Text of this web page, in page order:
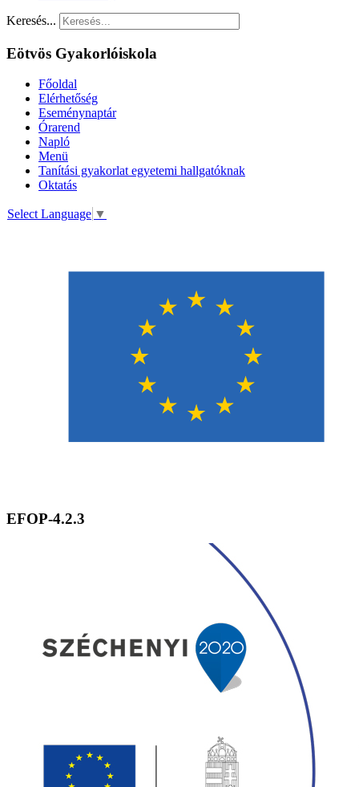
Keresés...
Eötvös Gyakorlóiskola
Főoldal
Elérhetőség
Eseménynaptár
Órarend
Napló
Menü
Tanítási gyakorlat egyetemi hallgatóknak
Oktatás
Select Language ▼
EFOP-4.2.3